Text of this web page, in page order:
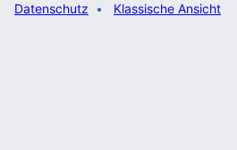
Datenschutz Klassische Ansicht